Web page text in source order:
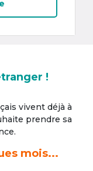
!
vivent déjà à
prendre sa
mois...